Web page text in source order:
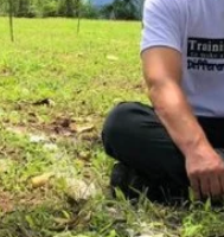
este mundo? ¿Cuál es ese
que te permitiría impactar...